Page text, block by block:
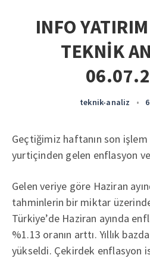
INFO
TEKNİK
teknik-analiz •
Geçtiğimiz haftanın son
yurtiçinden gelen enflasyon
Gelen veriye göre Haziran
tahminlerin bir miktar
Türkiye’de Haziran ayında
%1.13 oranın arttı. Yıllık
yükseldi. Çekirdek enflasyon